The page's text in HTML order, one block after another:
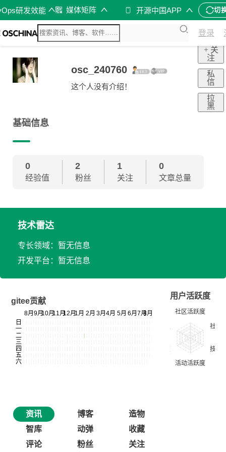
研发效能 媒体矩阵 开源中国APP 切
登录
osc_240760
这个人没有介绍！
+ 关
注
私
信
拉
黑
基础信息
0
经验值
2
粉丝
1
关注
0
文章总量
技术雷达
专长领域：暂无信息
开发平台：暂无信息
gitee贡献
用户活跃度
资讯 博客
造物
智库
动弹
收藏
评论
粉丝 关注